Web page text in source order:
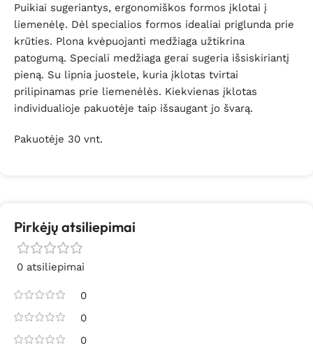
Puikiai sugeriantys, ergonomiškos formos įklotai į
liemenėlę. Dėl specialios formos idealiai priglunda prie
krūties. Plona kvėpuojanti medžiaga užtikrina
patogumą. Speciali medžiaga gerai sugeria išsiskiriantį
pieną. Su lipnia juostele, kuria įklotas tvirtai
prilipinamas prie liemenėlės. Kiekvienas įklotas
individualioje pakuotėje taip išsaugant jo švarą.
Pakuotėje 30 vnt.
Pirkėjų atsiliepimai
0 atsiliepimai
0
0
0